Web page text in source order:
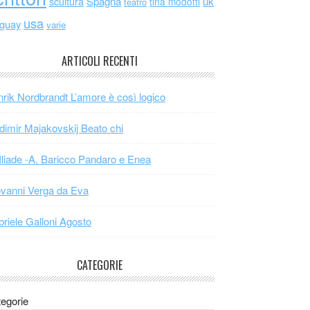
usa varie
ARTICOLI RECENTI
Nordbrandt L’amore è così logico
Majakovskij Beato chi
-A. Baricco Pandaro e Enea
Verga da Eva
Galloni Agosto
CATEGORIE